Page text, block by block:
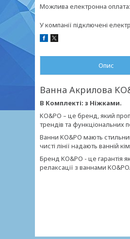
У компанії підключені
Опис
Ванна Акрилова
В Комплекті: з Ніжками.
KO&PO – це бренд, який
трендів та функціональних
Ванни KO&PO мають
чисті лінії надають ванній
Бренд KO&PO - це гарантія
релаксації з ваннами KO&PO.